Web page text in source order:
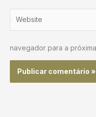
navegador para a